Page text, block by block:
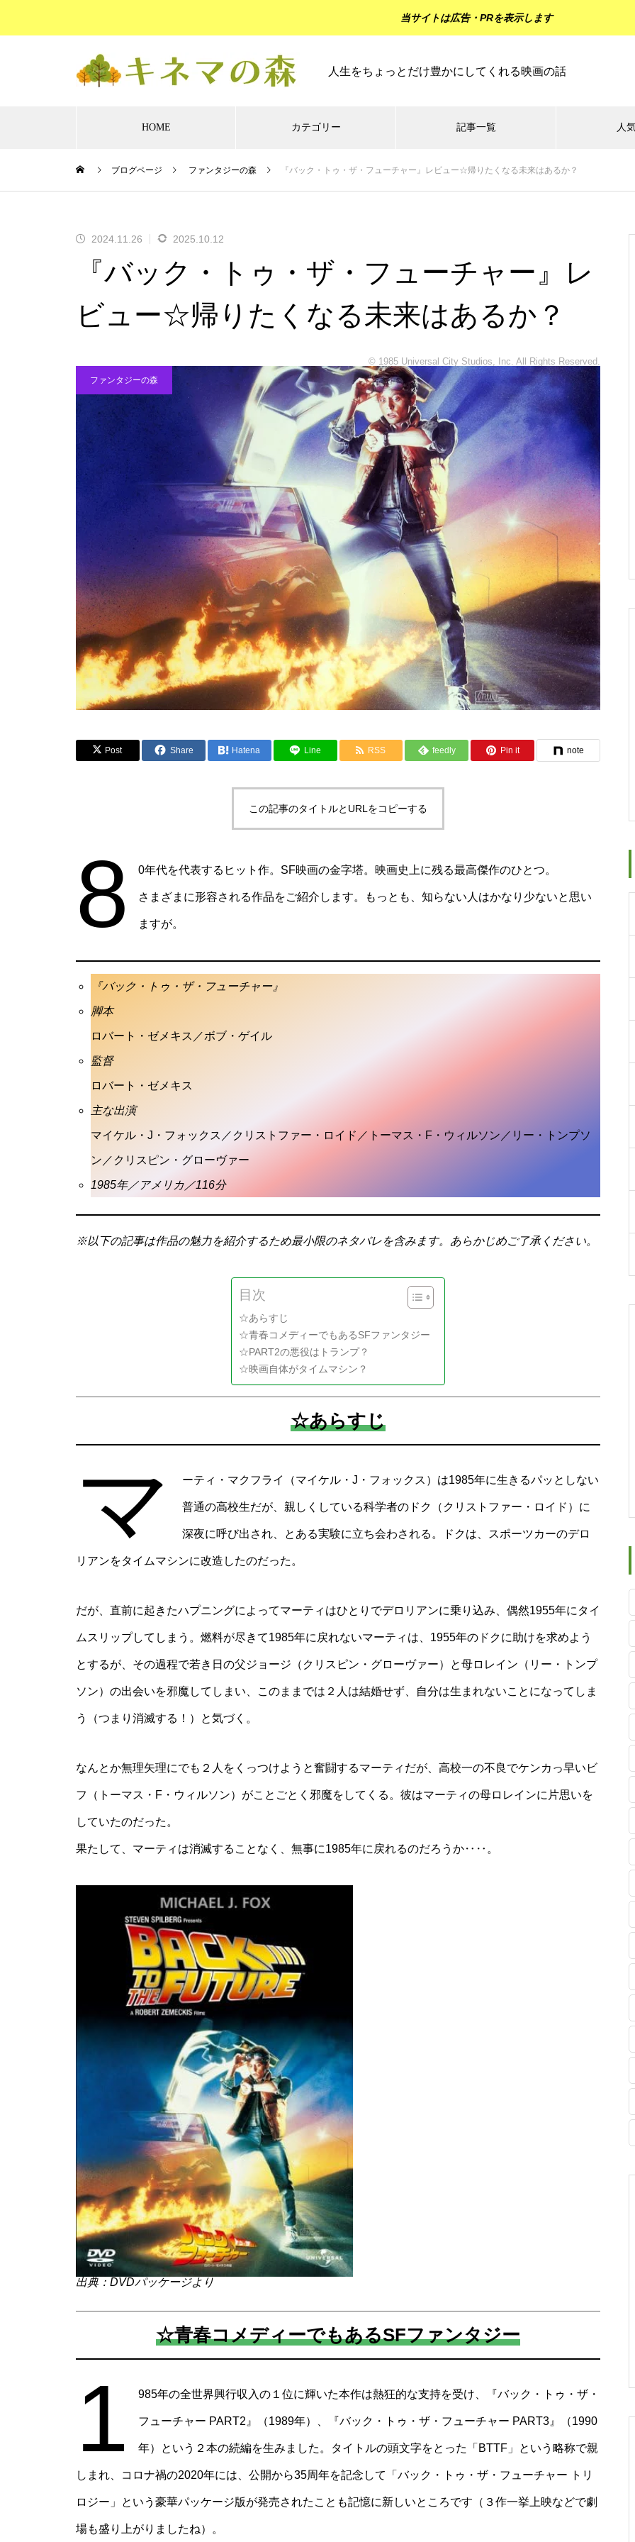
当サイトは広告・PRを表示します
人生をちょっとだけ豊かにしてくれる映画の話
HOME カテゴリー 記事一覧 人
アクションの コメディーの ファンタジーの ミステリーの ラブロマンスの その他の
ことを着実に
に変える
嵐への備えはあるか？
のダイヤル』レビュー☆冒険の
果てにたどり着く場所
『スパイダーマン：ノー・ウェ
イ・ホーム』レビュー☆愛する
人のためにできること
『マトリックス』レビュー☆こ
の世界の真の姿とは、そして自
分は何者か？
『007／ノー・タイム・トゥ・
ダイ』レビュー☆愛はすべてを
越えて
『キック・アス』レビュー☆心
の中にヒーローを
ブログページ ファンタジーの森 『バック・トゥ・ザ・フューチャー』レビュー☆帰りたくなる未来はあるか？
2024.11.26 2025.10.12
『バック・トゥ・ザ・フューチャー』レ
ビュー☆帰りたくなる未来はあるか？
©︎ 1985 Universal City Studios, Inc. All Rights Reserved.
ファンタジーの森
Post Share Hatena Line RSS feedly Pin it note
この記事のタイトルとURLをコピーする
8 0年代を代表するヒット作。SF映画の金字塔。映画史上に残る最高傑作のひとつ。
さまざまに形容される作品をご紹介します。もっとも、知らない人はかなり少ないと思い
ますが。
『バック・トゥ・ザ・フューチャー』
脚本
ロバート・ゼメキス／ボブ・ゲイル
監督
ロバート・ゼメキス
主な出演
マイケル・J・フォックス／クリストファー・ロイド／トーマス・F・ウィルソン／リー・トンプソ
ン／クリスピン・グローヴァー
1985年／アメリカ／116分
※以下の記事は作品の魅力を紹介するため最小限のネタバレを含みます。あらかじめご了承ください。
目次
☆あらすじ
☆青春コメディーでもあるSFファンタジー
☆PART2の悪役はトランプ？
☆映画自体がタイムマシン？
☆あらすじ
マ ーティ・マクフライ（マイケル・J・フォックス）は1985年に生きるパッとしない
普通の高校生だが、親しくしている科学者のドク（クリストファー・ロイド）に
深夜に呼び出され、とある実験に立ち会わされる。ドクは、スポーツカーのデロ
リアンをタイムマシンに改造したのだった。
だが、直前に起きたハプニングによってマーティはひとりでデロリアンに乗り込み、偶然1955年にタイ
ムスリップしてしまう。燃料が尽きて1985年に戻れないマーティは、1955年のドクに助けを求めよう
とするが、その過程で若き日の父ジョージ（クリスピン・グローヴァー）と母ロレイン（リー・トンプ
ソン）の出会いを邪魔してしまい、このままでは２人は結婚せず、自分は生まれないことになってしま
う（つまり消滅する！）と気づく。
なんとか無理矢理にでも２人をくっつけようと奮闘するマーティだが、高校一の不良でケンカっ早いビ
フ（トーマス・F・ウィルソン）がことごとく邪魔をしてくる。彼はマーティの母ロレインに片思いを
していたのだった。
果たして、マーティは消滅することなく、無事に1985年に戻れるのだろうか‥‥。
出典：DVDパッケージより
☆青春コメディーでもあるSFファンタジー
1 985年の全世界興行収入の１位に輝いた本作は熱狂的な支持を受け、『バック・トゥ・ザ・
フューチャー PART2』（1989年）、『バック・トゥ・ザ・フューチャー PART3』（1990
年）という２本の続編を生みました。タイトルの頭文字をとった「BTTF」という略称で親
しまれ、コロナ禍の2020年には、公開から35周年を記念して「バック・トゥ・ザ・フューチャー トリ
ロジー」という豪華パッケージ版が発売されたことも記憶に新しいところです（３作一挙上映などで劇
場も盛り上がりましたね）。